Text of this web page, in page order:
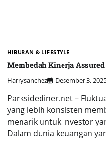
HIBURAN & LIFESTYLE
Membedah Kinerja
Harrysanchez Desember 3, 2025
Parksidediner.net –
yang lebih konsisten
menarik untuk investor
Dalam dunia keuangan